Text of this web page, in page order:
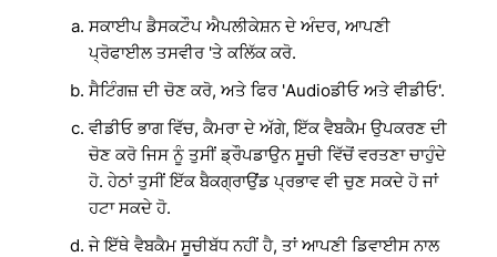
ਸਕਾਈਪ ਡੈਸਕਟੌਪ ਐਪਲੀਕੇਸ਼ਨ ਦੇ ਅੰਦਰ, ਆਪਣੀ
ਪ੍ਰੋਫਾਈਲ ਤਸਵੀਰ 'ਤੇ ਕਲਿੱਕ ਕਰੋ.
ਸੈਟਿੰਗਜ਼ ਦੀ ਚੋਣ ਕਰੋ, ਅਤੇ ਫਿਰ 'Audioਡੀਓ ਅਤੇ ਵੀਡੀਓ'.
ਵੀਡੀਓ ਭਾਗ ਵਿੱਚ, ਕੈਮਰਾ ਦੇ ਅੱਗੇ, ਇੱਕ ਵੈਬਕੈਮ ਉਪਕਰਣ ਦੀ
ਚੋਣ ਕਰੋ ਜਿਸ ਨੂੰ ਤੁਸੀਂ ਡ੍ਰੌਪਡਾਉਨ ਸੂਚੀ ਵਿੱਚੋਂ ਵਰਤਣਾ ਚਾਹੁੰਦੇ
ਹੋ. ਹੇਠਾਂ ਤੁਸੀਂ ਇੱਕ ਬੈਕਗ੍ਰਾਉਂਡ ਪ੍ਰਭਾਵ ਵੀ ਚੁਣ ਸਕਦੇ ਹੋ ਜਾਂ
ਹਟਾ ਸਕਦੇ ਹੋ.
ਜੇ ਇੱਥੇ ਵੈਬਕੈਮ ਸੂਚੀਬੱਧ ਨਹੀਂ ਹੈ, ਤਾਂ ਆਪਣੀ ਡਿਵਾਈਸ ਨਾਲ